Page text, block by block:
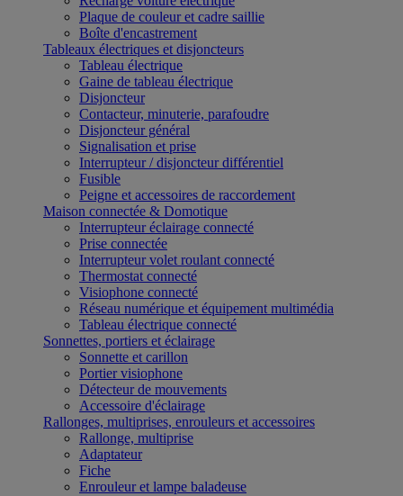
Plaque de couleur et cadre saillie
Boîte d'encastrement
Tableaux électriques et disjoncteurs
Tableau électrique
Gaine de tableau électrique
Disjoncteur
Contacteur, minuterie, parafoudre
Disjoncteur général
Signalisation et prise
Interrupteur / disjoncteur différentiel
Fusible
Peigne et accessoires de raccordement
Maison connectée & Domotique
Interrupteur éclairage connecté
Prise connectée
Interrupteur volet roulant connecté
Thermostat connecté
Visiophone connecté
Réseau numérique et équipement multimédia
Tableau électrique connecté
Sonnettes, portiers et éclairage
Sonnette et carillon
Portier visiophone
Détecteur de mouvements
Accessoire d'éclairage
Rallonges, multiprises, enrouleurs et accessoires
Rallonge, multiprise
Adaptateur
Fiche
Enrouleur et lampe baladeuse